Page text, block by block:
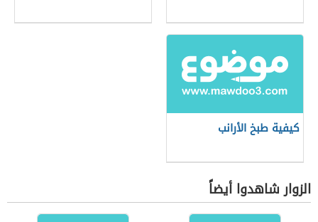
كيفية طبخ الأرانب
الزوار شاهدوا أيضاً